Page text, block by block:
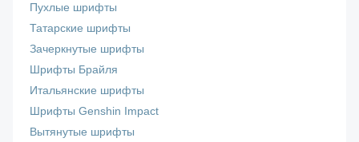
Пухлые шрифты
Татарские шрифты
Зачеркнутые шрифты
Шрифты Брайля
Итальянские шрифты
Шрифты Genshin Impact
Вытянутые шрифты